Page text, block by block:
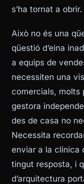
s’ha tornat a obrir.
Això no és una
qüestió d’eina
a equips de
necessiten una
comercials, molts
gestora
des de casa no
Necessita
enviar a la clínica
tingut resposta, i
d’arquitectura